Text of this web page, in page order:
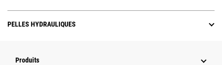
PELLES HYDRAULIQUES
Produits